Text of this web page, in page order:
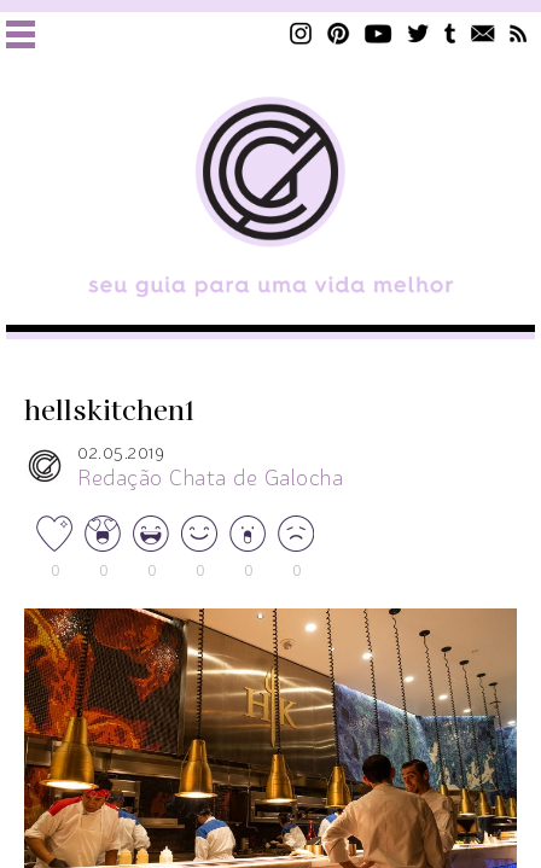
hellskitchen1
02.05.2019
Redação Chata de Galocha
0 0 0 0 0 0